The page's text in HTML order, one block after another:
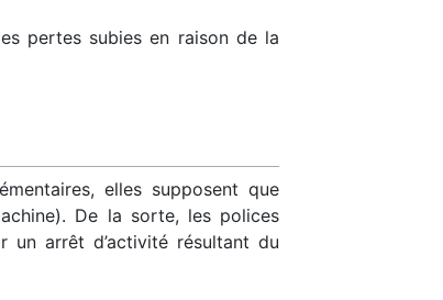
pertes subies en raison de la
elles supposent que
De la sorte, les polices
un arrêt d’activité résultant du